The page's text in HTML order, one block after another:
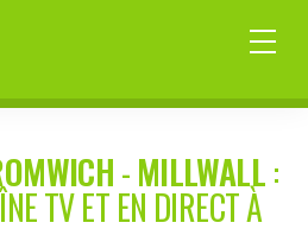
-MILLWALL:
TV ET EN DIRECT À